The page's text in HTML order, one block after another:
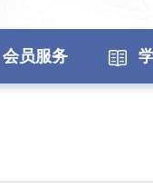
会员服务